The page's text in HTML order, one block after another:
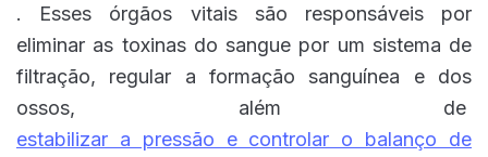
. Esses órgãos vitais são responsáveis por
eliminar as toxinas do sangue por um sistema de
filtração, regular a formação sanguínea e dos
ossos, além de
estabilizar a pressão e controlar o balanço de